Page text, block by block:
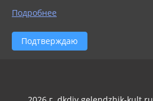
Подробнее
Подтверждаю